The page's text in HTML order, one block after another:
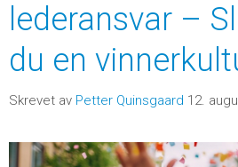
lederansvar –
du en
Skrevet av Petter Quinsgaard 12.